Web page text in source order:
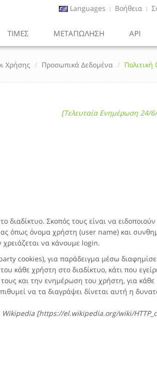
Languages Βοήθεια
ΤΙΜΕΣ ΜΕΤΑΠΏΛΗΣΗ API
Χρήσης Προσωπικά Δεδομένα Πολιτική
[Τελευταία Ενημέρωση 24/
Σκοπός τους είναι να ειδοποιούν
όπως όνομα χρήστη (user name) και
να κάνουμε login.
cookies), για παράδειγμα μέσω
κάθε χρήστη στο διαδίκτυο, κάτι που
και την ενημέρωση του χρήστη, για κάθε
να τα διαγράψει δίνεται αυτή η
Wikipedia [https://el.wikipedia.org/wiki/